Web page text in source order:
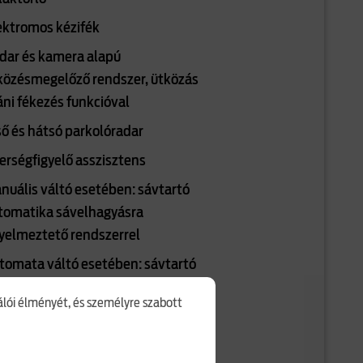
kézifék
és kamera alapú
rendszer, ütközás
fékezés funkcióval
és hátsó parkolóradar
asszisztens
váltó esetében: sávtartó
sávelhagyásra
rendszerrel
váltó esetében: sávtartó
rendszer, sávközép-
élményét, és személyre szabott